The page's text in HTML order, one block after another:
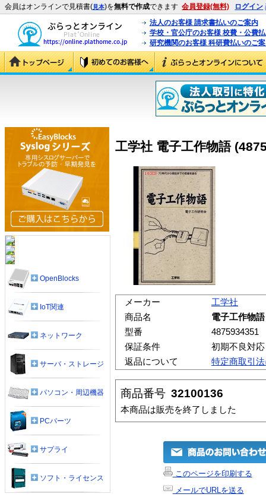
会員はオンラインで見積書(見本)を無料で作成できます 会員登録(無料) ログイン
法人のお客様 請求書払いのご案内
学校・官公庁のお客様 校費・公費
研究機関のお客様 科研費払いのご
工学社 電子工作物語
メーカー
工学社
商品名
電子工作物語
型番
4875934351
保証条件
初期不良対
返品について
特定商取引
商品番号 32100136
本商品は販売を終了しました
このページを印刷する
メールでURLを送る
OpenBlocks
IoT関連
ネットワーク
サーバ・ストレージ
パソコン・周辺機器
PCパーツ
サプライ
ソフト・ライセンス